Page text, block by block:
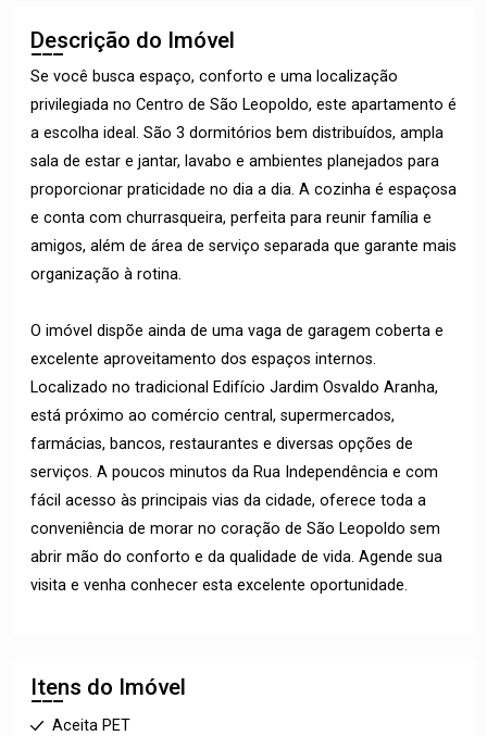
Descrição do Imóvel
Se você busca espaço, conforto e uma localização
privilegiada no Centro de São Leopoldo, este apartamento é
a escolha ideal. São 3 dormitórios bem distribuídos, ampla
sala de estar e jantar, lavabo e ambientes planejados para
proporcionar praticidade no dia a dia. A cozinha é espaçosa
e conta com churrasqueira, perfeita para reunir família e
amigos, além de área de serviço separada que garante mais
organização à rotina.
O imóvel dispõe ainda de uma vaga de garagem coberta e
excelente aproveitamento dos espaços internos.
Localizado no tradicional Edifício Jardim Osvaldo Aranha,
está próximo ao comércio central, supermercados,
farmácias, bancos, restaurantes e diversas opções de
serviços. A poucos minutos da Rua Independência e com
fácil acesso às principais vias da cidade, oferece toda a
conveniência de morar no coração de São Leopoldo sem
abrir mão do conforto e da qualidade de vida. Agende sua
visita e venha conhecer esta excelente oportunidade.
Itens do Imóvel
Aceita PET